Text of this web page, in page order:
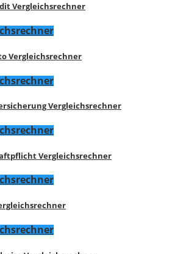
Vergleichsrechner
Vergleichsrechner
Vergleichsrechner
Vergleichsrechner